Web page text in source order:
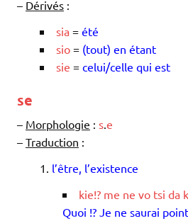
– Dérivés :
sia = été
sio = (tout) en étant
sie = celui/celle qui est
se
– Morphologie : s e
– Traduction :
l’être, l’existence
kie!? me ne vo tsi da
Quoi !? Je ne saurai